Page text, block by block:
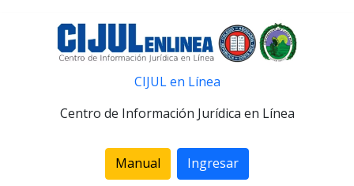
CIJUL en Línea
Centro de Información Jurídica en Línea
Manual Ingresar